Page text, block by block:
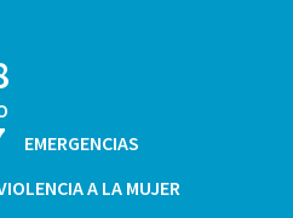
EMERGENCIAS
A LA MUJER